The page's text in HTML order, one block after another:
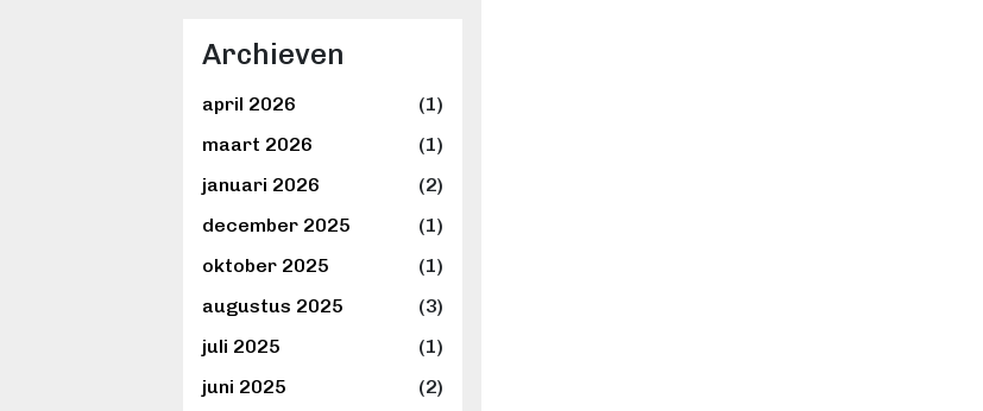
Archieven
april 2026
(1)
maart 2026
(1)
januari 2026
(2)
december 2025
(1)
oktober 2025
(1)
augustus 2025
(3)
juli 2025
(1)
juni 2025
(2)